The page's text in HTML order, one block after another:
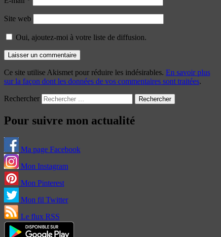
Site web
Oui, ajoutez-moi à votre liste de diffusion.
Ce site utilise Akismet pour réduire les indésirables. En savoir plus
sur la façon dont les données de vos commentaires sont traitées.
Rechercher
Pour suivre mon actualité
Ma page Facebook
Mon Instagram
Mon Pinterest
Mon fil Twitter
Le flux RSS